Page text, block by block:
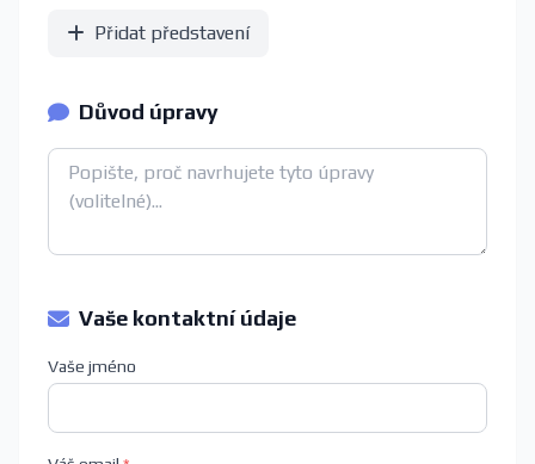
Přidat představení
Důvod úpravy
Vaše kontaktní údaje
Vaše jméno